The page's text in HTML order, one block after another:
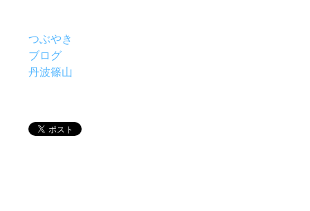
つぶやき
ブログ
丹波篠山